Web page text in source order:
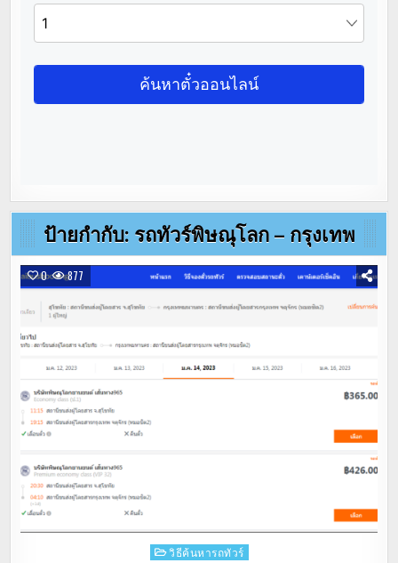
ป้ายกำกับ: รถทัวร์พิษณุโลก – กรุงเทพ
0 877
Posted
วิธีค้นหารถทัวร์